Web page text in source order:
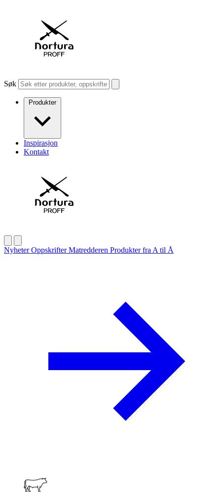
Søk
Produkter
Inspirasjon
Kontakt
NyheterOppskrifterMatredderen Produkter fra A til Å